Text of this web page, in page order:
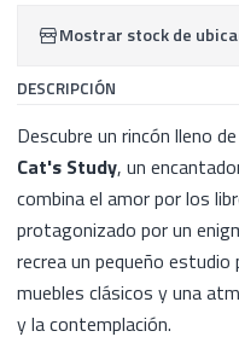
Mostrar stock de
DESCRIPCIÓN
Descubre un rincón lleno
Cat's Study, un
combina el amor por los
protagonizado por un
recrea un pequeño
muebles clásicos y una
y la contemplación.